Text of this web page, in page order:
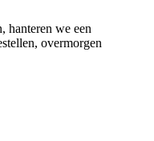
hanteren we een
overmorgen